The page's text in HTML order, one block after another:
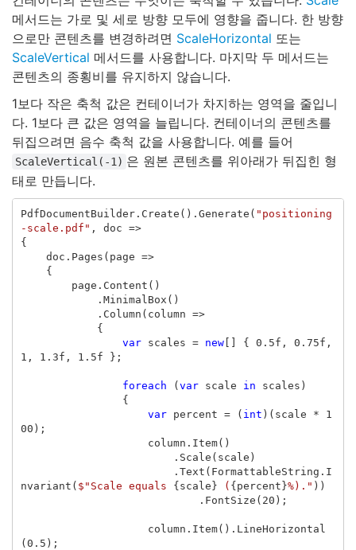
메서드는 가로 및 세로 방향 모두에 영향을 줍니다. 한 방향
으로만 콘텐츠를 변경하려면 ScaleHorizontal 또는
ScaleVertical 메서드를 사용합니다. 마지막 두 메서드는
콘텐츠의 종횡비를 유지하지 않습니다.
1보다 작은 축척 값은 컨테이너가 차지하는 영역을 줄입니
다. 1보다 큰 값은 영역을 늘립니다. 컨테이너의 콘텐츠를
뒤집으려면 음수 축척 값을 사용합니다. 예를 들어
ScaleVertical(-1) 은 원본 콘텐츠를 위아래가 뒤집힌 형
태로 만듭니다.
PdfDocumentBuilder. Create (). Generate ( "positioning
-scale.pdf" , doc =>
{
doc . Pages ( page =>
{
page . Content ()
. MinimalBox ()
. Column ( column =>
{
var
scales = new[] { 0.5f , 0.75f ,
1 , 1.3f , 1.5f };
foreach ( var scale in scales )
{
var
percent = ( int )( scale *
1
00 );
column . Item()
. Scale ( scale )
. Text ( FormattableString . I
nvariant ( $"Scale equals { scale } ( { percent }%)." ))
. FontSize ( 20 );
column . Item(). LineHorizontal
( 0.5 );